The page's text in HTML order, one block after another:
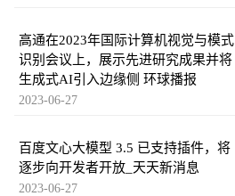
高通在2023年国际计算机视觉与模式
识别会议上，展示先进研究成果并将
生成式AI引入边缘侧 环球播报
2023-06-27
百度文心大模型 3.5 已支持插件，将
逐步向开发者开放_天天新消息
2023-06-27